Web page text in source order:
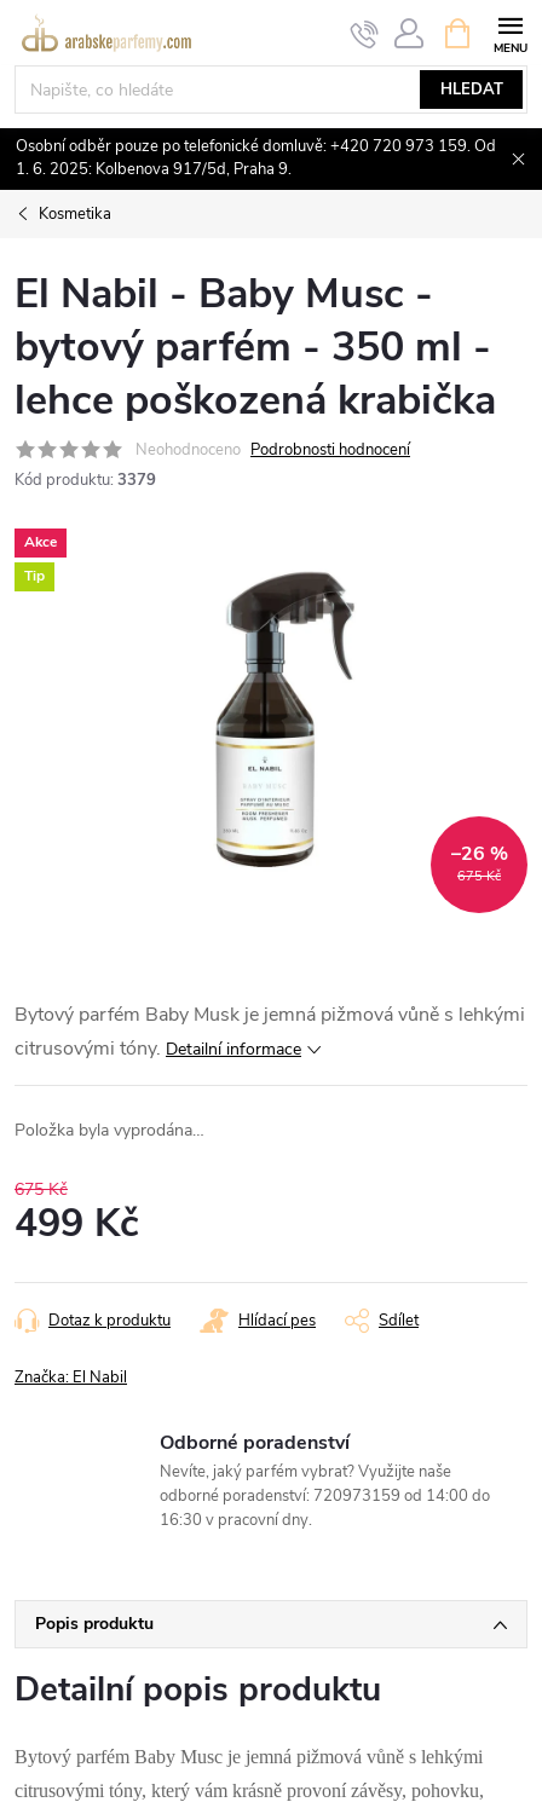
Přejít
obsah
HLEDAT
NÁKUPNÍ
KOŠÍK
Osobní odběr pouze po telefonické domluvě: +420 720 973 159. Od
1. 6. 2025: Kolbenova 917/5d, Praha 9.
Kosmetika
El Nabil - Baby Musc -
bytový parfém - 350 ml -
lehce poškozená krabička
Neohodnoceno Podrobnosti hodnocení
Kód produktu: 3379
Akce
Tip
675 Kč
–26 %
Bytový parfém Baby Musk je jemná pižmová vůně s lehkými
citrusovými tóny. Detailní informace
Položka byla vyprodána…
675 Kč
499 Kč
cena:
Dotaz k produktu Hlídací pes Sdílet
Značka: El Nabil
Odborné poradenství
Nevíte, jaký parfém vybrat? Využijte naše
odborné poradenství: 720973159 od 14:00 do
16:30 v pracovní dny.
Popis produktu
Detailní popis produktu
Bytový parfém Baby Musc je jemná pižmová vůně s lehkými
citrusovými tóny, který vám krásně provoní závěsy, pohovku,